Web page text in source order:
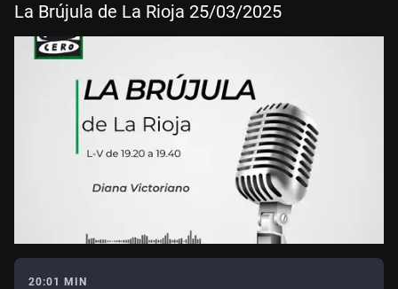
La Brújula de La Rioja 25/03/2025
20:01 MIN